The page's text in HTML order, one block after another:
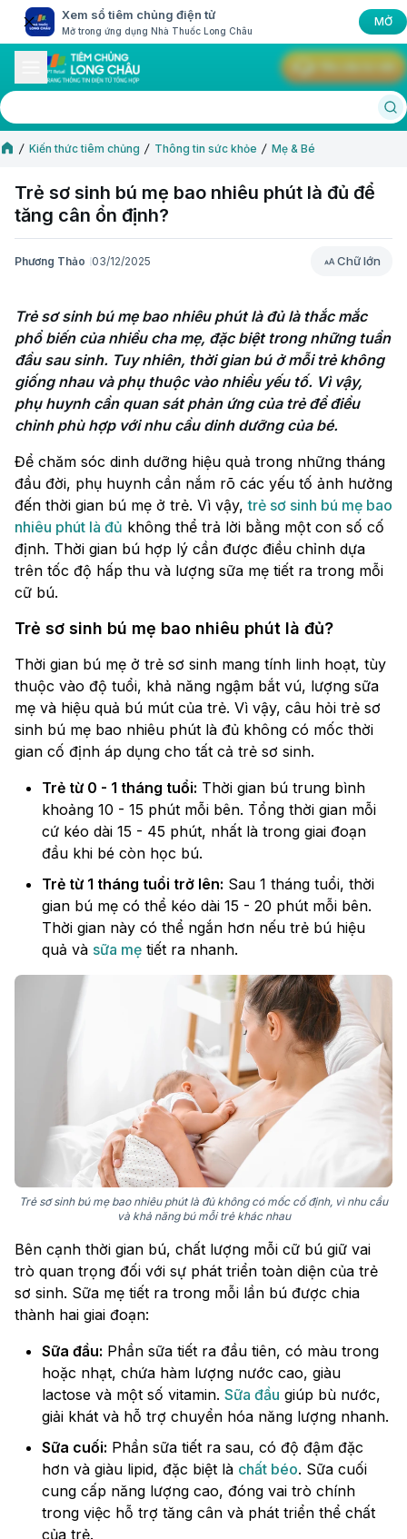
Xem sổ tiêm chủng điện tử
Mở trong ứng dụng Nhà Thuốc Long Châu
MỞ
Kiến thức tiêm chủng Thông tin sức khỏe Mẹ & Bé
Trẻ sơ sinh bú mẹ bao nhiêu phút là đủ để
tăng cân ổn định?
Phương Thảo 03/12/2025 Chữ lớn
Chữ lớn
Trẻ sơ sinh bú mẹ bao nhiêu phút là đủ là thắc mắc
phổ biến của nhiều cha mẹ, đặc biệt trong những tuần
đầu sau sinh. Tuy nhiên, thời gian bú ở mỗi trẻ không
giống nhau và phụ thuộc vào nhiều yếu tố. Vì vậy,
phụ huynh cần quan sát phản ứng của trẻ để điều
chỉnh phù hợp với nhu cầu dinh dưỡng của bé.
Để chăm sóc dinh dưỡng hiệu quả trong những tháng
đầu đời, phụ huynh cần nắm rõ các yếu tố ảnh hưởng
đến thời gian bú mẹ ở trẻ. Vì vậy,trẻ sơ sinh bú mẹ bao
nhiêu phút là đủ không thể trả lời bằng một con số cố
định. Thời gian bú hợp lý cần được điều chỉnh dựa
trên tốc độ hấp thu và lượng sữa mẹ tiết ra trong mỗi
cữ bú.
Trẻ sơ sinh bú mẹ bao nhiêu phút là đủ?
Thời gian bú mẹ ở trẻ sơ sinh mang tính linh hoạt, tùy
thuộc vào độ tuổi, khả năng ngậm bắt vú, lượng sữa
mẹ và hiệu quả bú mút của trẻ. Vì vậy, câu hỏi trẻ sơ
sinh bú mẹ bao nhiêu phút là đủ không có mốc thời
gian cố định áp dụng cho tất cả trẻ sơ sinh.
Trẻ từ 0 - 1 tháng tuổi: Thời gian bú trung bình
khoảng 10 - 15 phút mỗi bên. Tổng thời gian mỗi
cứ kéo dài 15 - 45 phút, nhất là trong giai đoạn
đầu khi bé còn học bú.
Trẻ từ 1 tháng tuổi trở lên: Sau 1 tháng tuổi, thời
gian bú mẹ có thể kéo dài 15 - 20 phút mỗi bên.
Thời gian này có thể ngắn hơn nếu trẻ bú hiệu
quả và sữa mẹ tiết ra nhanh.
Trẻ sơ sinh bú mẹ bao nhiêu phút là đủ không có mốc cố định, vì nhu cầu
và khả năng bú mỗi trẻ khác nhau
Bên cạnh thời gian bú, chất lượng mỗi cữ bú giữ vai
trò quan trọng đối với sự phát triển toàn diện của trẻ
sơ sinh. Sữa mẹ tiết ra trong mỗi lần bú được chia
thành hai giai đoạn:
Sữa đầu: Phần sữa tiết ra đầu tiên, có màu trong
hoặc nhạt, chứa hàm lượng nước cao, giàu
lactose và một số vitamin. Sữa đầu giúp bù nước,
giải khát và hỗ trợ chuyển hóa năng lượng nhanh.
Sữa cuối: Phần sữa tiết ra sau, có độ đậm đặc
hơn và giàu lipid, đặc biệt là chất béo. Sữa cuối
cung cấp năng lượng cao, đóng vai trò chính
trong việc hỗ trợ tăng cân và phát triển thể chất
của trẻ.